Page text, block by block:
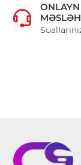
ONLAYN